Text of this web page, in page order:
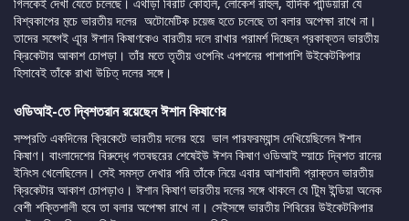
বিশ্বকাপের ম়্চে ভারতীয় দলের অটোমেটিক চয়েজ হতে চলেছে তা বলার অপেক্ষা রাখে না।
তাদের সহ্গেই এূার ঈশান কিষাণকেও বারতীয় দলে রাখার পরামর্শ দিচ্ছেন প্রকাক্তন ভারতীয়
ক্রিকেটার আকাশ চোপড়া। তাঁর মতে তৃতীয় ওপেনিং এপশনের পাশাপাশি উইকেটকিপার
হিসাবেই তাঁকে রাখা উচিত্ দলের সঙ্গে।
ওডিআই-তে দ্বিশতরান রয়েছেন ঈশান কিষাণের
সম্প্রতি একদিনের ক্রিকেটে ভারতীয় দলের হয়ে ভাল পারফরম্যান্স দেখিয়েছিলেন ঈশান
কিষাণ। বাংলাদেশের বিরুদ্ধে গতবছরের শেষেইউ ঈশন কিষাণ ওডিআই ম্য়াচে দ্বিশত রানের
ইনিংস খেলেছিলেন। সেই সমস্ত দেখার পরি তাঁকে নিয়ে এবার আশাবাদী প্রাক্তন ভারতীয়
ক্রিকেটার আকাশ চোপড়াও। ঈশান কিষাণ ভারতীয় দলের সঙ্গে থাকলে যে টিুম ইন্ডিয়া অনেক
বেশী শক্তিশালী হবে তা বলার অপেক্ষা রাখে না। সেইসঙ্গে ভারতীয় শিবিরের উইকেটকিপার